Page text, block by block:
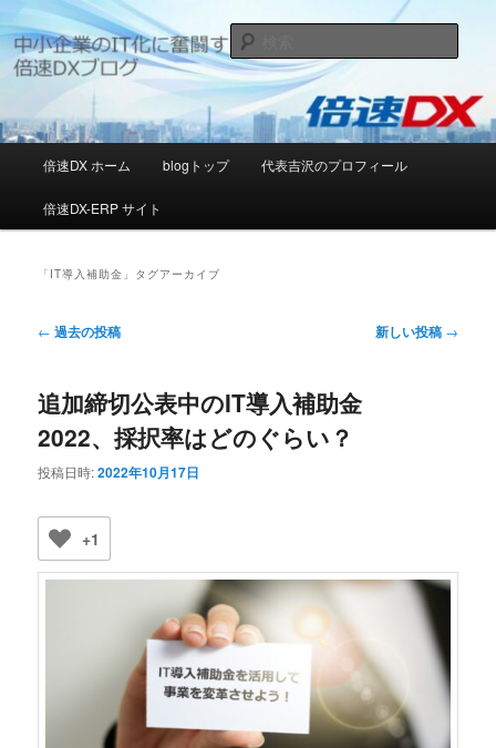
イ
ン
テ
ブ
コ
ン
[倍速DX]デジタルソリューションブ
ログ
日本の中小企業のIT化推進に邁進する[倍速DX]ブログ
索
メ
倍速DX ホーム blogトップ 代表吉沢のプロフィール
倍速DX-ERP サイト
「 IT導入補助金 」タグアーカイブ
投
ビ
ゲ
ー
シ
ン
← 過去の投稿 新しい投稿 →
追加締切公表中のIT導入補助金
2022、採択率はどのぐらい？
投稿日時:2022年10月17日
+1